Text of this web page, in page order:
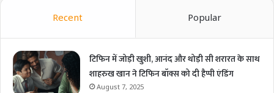
Recent Popular
टिफिन में जोड़ी खुशी, आनंद और थोड़ी सी शरारत के साथ
शाहरुख खान ने टिफिन बॉक्स को दी हैप्पी एंडिंग
August 7, 2025